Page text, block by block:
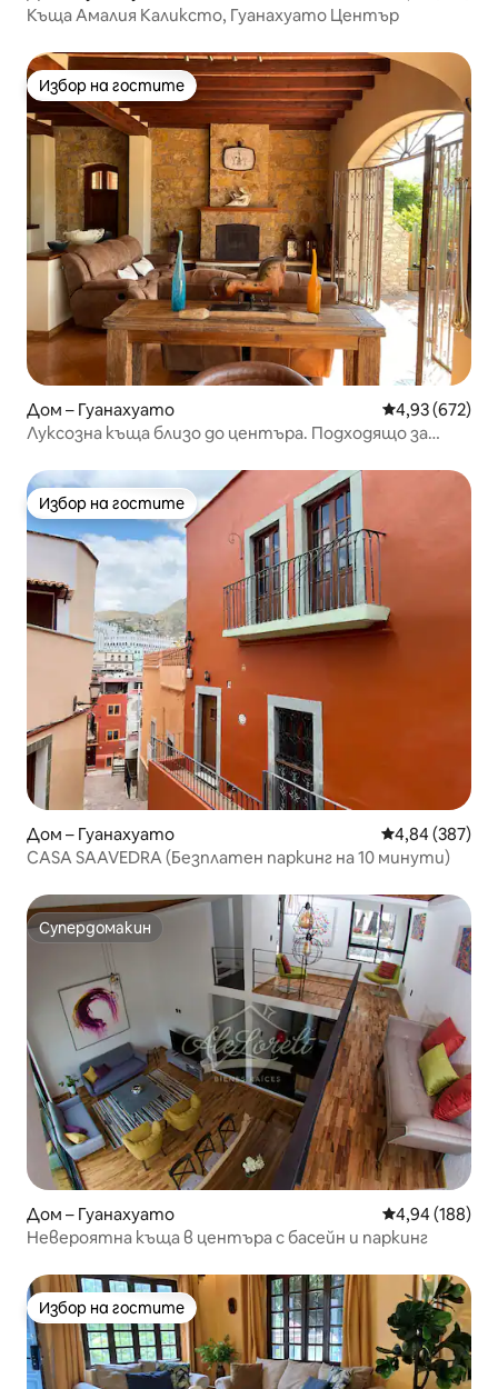
Къща Амалия Каликсто, Гуанахуато Център
Избор на гостите
Избор на гостите
Дом – Гуанахуато Средна
4,93 (672)
Луксозна къща близо до центъра. Подходящо за
Избор на гостите
Избор на гостите
Дом – Гуанахуато Средна
4,84 (387)
CASA SAAVEDRA (Безплатен паркинг на 10 минути)
Супердомакин
Супердомакин
Дом – Гуанахуато Средна
4,94 (188)
Невероятна къща в центъра с басейн и паркинг
Избор на гостите
Избор на гостите